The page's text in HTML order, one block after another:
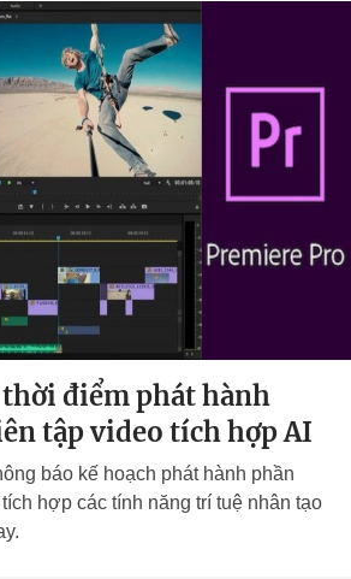
điểm phát hành
tập video tích hợp AI
báo kế hoạch phát hành phần
hợp các tính năng trí tuệ nhân tạo